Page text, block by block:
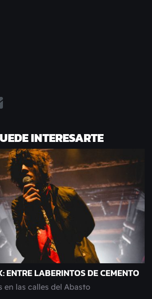
INTERESARTE
ENTRE LABERINTOS DE CEMENTO
en las calles del Abasto